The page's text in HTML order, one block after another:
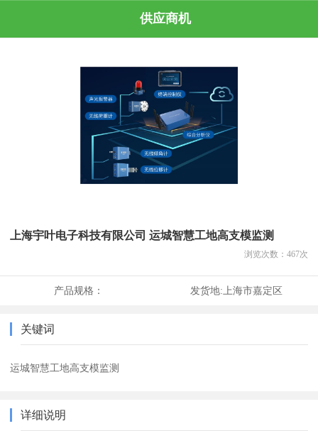
供应商机
上海宇叶电子科技有限公司 运城智慧工地高支模监测
浏览次数： 467次
产品规格： 发货地:上海市嘉定区
关键词
运城智慧工地高支模监测
详细说明